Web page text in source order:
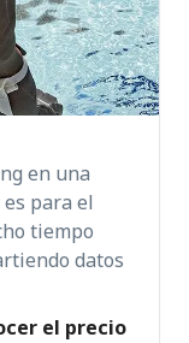
en una
para el
tiempo
datos
el precio